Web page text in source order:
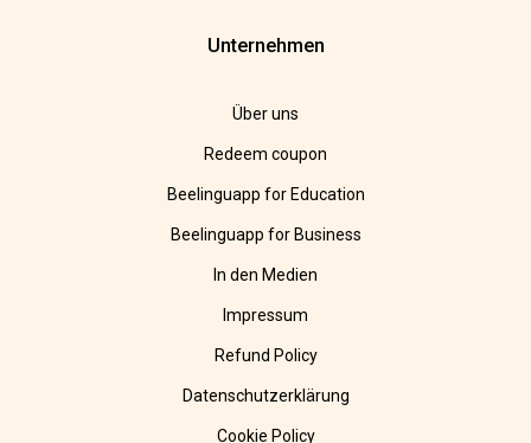
Unternehmen
Über uns
Redeem coupon
Beelinguapp for Education
Beelinguapp for Business
In den Medien
Impressum
Refund Policy
Datenschutzerklärung
Cookie Policy